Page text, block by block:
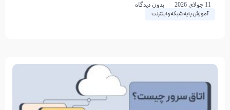
آموزش پایه شبکه و اینترنت
اشتراک‌گذاری
11 جولای 2026 بدون دیدگاه